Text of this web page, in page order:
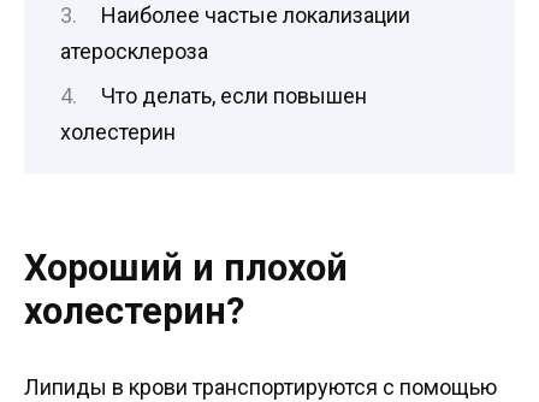
Наиболее частые локализации
атеросклероза
Что делать, если повышен
холестерин
Хороший и плохой
холестерин?
Липиды в крови транспортируются с помощью